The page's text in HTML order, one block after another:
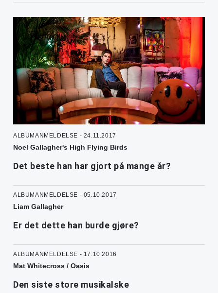
ALBUMANMELDELSE - 24.11.2017
Noel Gallagher's High Flying Birds
Det beste han har gjort på mange år?
ALBUMANMELDELSE - 05.10.2017
Liam Gallagher
Er det dette han burde gjøre?
ALBUMANMELDELSE - 17.10.2016
Mat Whitecross / Oasis
Den siste store musikalske